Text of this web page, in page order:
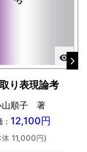
visibility
り表現論考
山順子 著
12,100円
体 11,000円)